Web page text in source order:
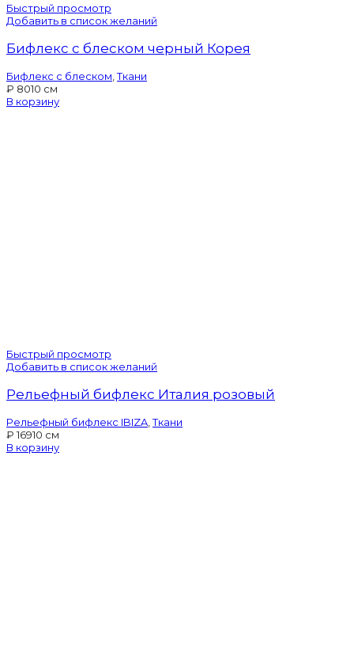
Быстрый просмотр
Добавить в список желаний
Бифлекс с блеском черный Корея
Бифлекс с блеском ,Ткани
₽ 8010 см
В корзину
Быстрый просмотр
Добавить в список желаний
Рельефный бифлекс Италия розовый
Рельефный бифлекс IBIZA ,Ткани
₽ 16910 см
В корзину